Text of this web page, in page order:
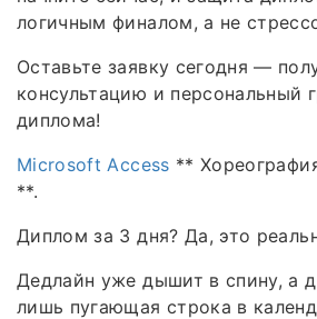
логичным финалом, а не
Оставьте заявку сегодня —
консультацию и персональный
диплома!
Microsoft Access **
**.
Диплом за 3 дня? Да, это
Дедлайн уже дышит в спину, а
лишь пугающая строка в